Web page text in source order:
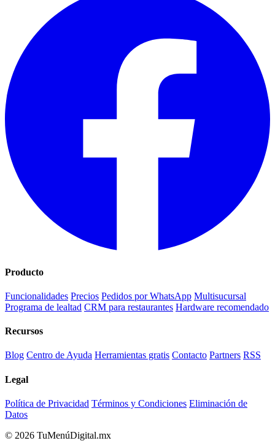
Producto
Funcionalidades Precios Pedidos por WhatsApp Multisucursal
Programa de lealtad CRM para restaurantes Hardware recomendado
Recursos
Blog Centro de Ayuda Herramientas gratis Contacto Partners RSS
Legal
Política de Privacidad Términos y Condiciones Eliminación de
Datos
© 2026 TuMenúDigital.mx